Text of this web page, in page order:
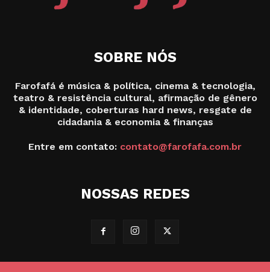
SOBRE NÓS
Farofafá é música & política, cinema & tecnologia,
teatro & resistência cultural, afirmação de gênero
& identidade, coberturas hard news, resgate de
cidadania & economia & finanças
Entre em contato: contato@farofafa.com.br
NOSSAS REDES